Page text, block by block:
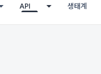
API 생태계